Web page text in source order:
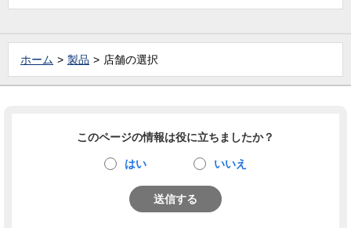
ホーム 製品 店舗の選択
このページの情報は役に立ちましたか？
はい いいえ
送信する